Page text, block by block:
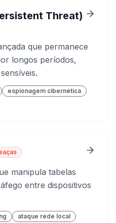
Threat)
que permanece
longos períodos,
espionagem cibernética
manipula tabelas
entre dispositivos
ataque rede local